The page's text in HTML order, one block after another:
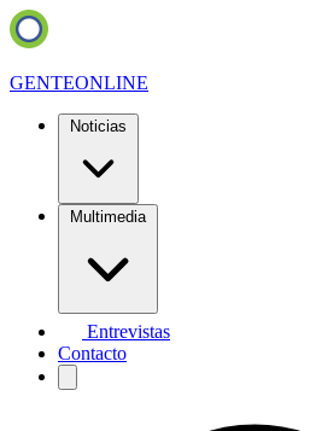
GENTEONLINE
Noticias
Multimedia
Entrevistas
Contacto